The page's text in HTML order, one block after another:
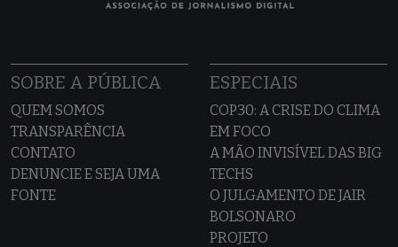
SOBRE A PÚBLICA
QUEM SOMOS
TRANSPARÊNCIA
CONTATO
DENUNCIE E SEJA UMA
FONTE
ESPECIAIS
COP30: A CRISE DO CLIMA
EM FOCO
A MÃO INVISÍVEL DAS BIG
TECHS
O JULGAMENTO DE JAIR
BOLSONARO
PROJETO